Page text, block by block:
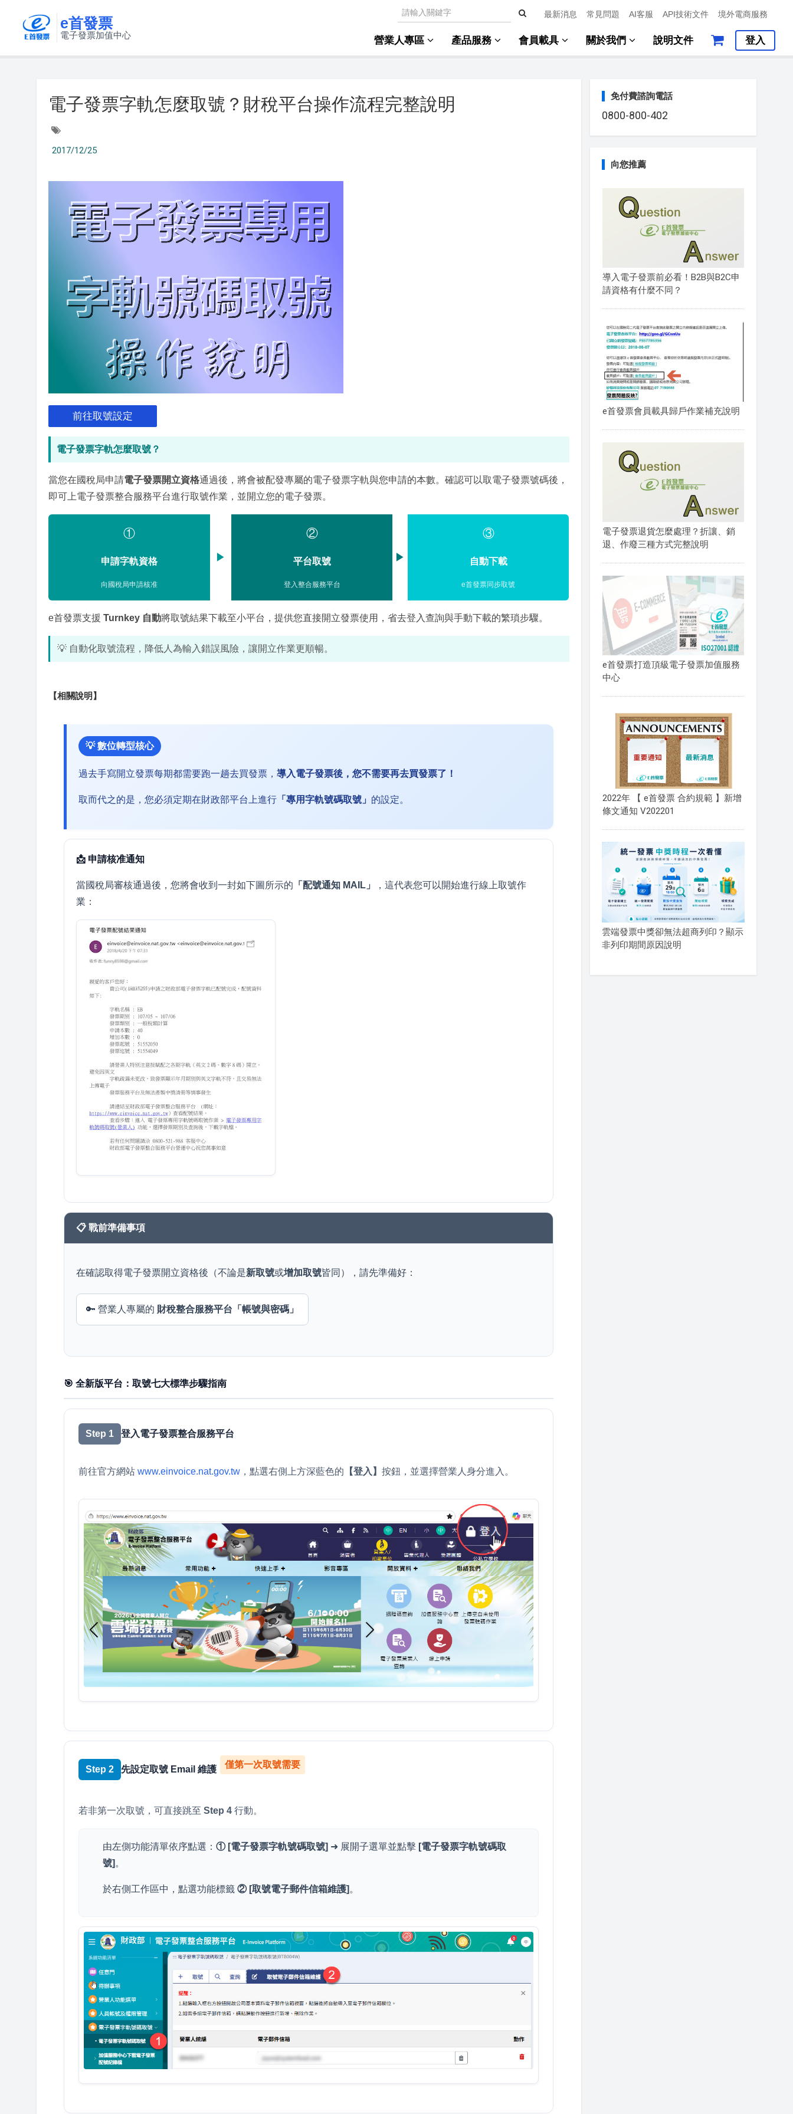
e首發票
電子發票加值中心
最新消息 常見問題 AI客服 API技術文件 境外電商服務
營業人專區 產品服務 會員載具 關於我們 說明文件 登入
電子發票字軌怎麼取號？財稅平台操作流程完整說明
2017/12/25
前往取號設定
電子發票字軌怎麼取號？
當您在國稅局申請電子發票開立資格通過後，將會被配發專屬的電子發票字軌與您申請的本數。確認可以取電子發票號碼後，
即可上電子發票整合服務平台進行取號作業，並開立您的電子發票。
①
申請字軌資格
向國稅局申請核准
▶
②
平台取號
登入整合服務平台
▶
③
自動下載
e首發票同步取號
e首發票支援 Turnkey 自動將取號結果下載至小平台，提供您直接開立發票使用，省去登入查詢與手動下載的繁瑣步驟。
💡 自動化取號流程，降低人為輸入錯誤風險，讓開立作業更順暢。
【相關說明】
💡 數位轉型核心
過去手寫開立發票每期都需要跑一趟去買發票，導入電子發票後，您不需要再去買發票了！
取而代之的是，您必須定期在財政部平台上進行 「專用字軌號碼取號」 的設定。
📩 申請核准通知
當國稅局審核通過後，您將會收到一封如下圖所示的 「配號通知 MAIL」
，這代表您可以開始進行線上取號作
業：
📋 戰前準備事項
在確認取得電子發票開立資格後（不論是新取號或增加取號皆同），請先準備好：
🔑 營業人專屬的 財稅整合服務平台「帳號與密碼」
🎯 全新版平台：取號七大標準步驟指南
Step 1 登入電子發票整合服務平台
前往官方網站www.einvoice.nat.gov.tw ，點選右側上方深藍色的 【登入】按鈕，並選擇營業人身分進入。
Step 2 先設定取號 Email 維護 僅第一次取號需要
若非第一次取號，可直接跳至Step 4 行動。
由左側功能清單依序點選：① [電子發票字軌號碼取號] ➜ 展開子選單並點擊 [電子發票字軌號碼取
號] 。
於右側工作區中，點選功能標籤② [取號電子郵件信箱維護] 。
免付費諮詢電話
0800-800-402
向您推薦
導入電子發票前必看！B2B與B2C申
請資格有什麼不同？
e首發票會員載具歸戶作業補充說明
電子發票退貨怎麼處理？折讓、銷
退、作廢三種方式完整說明
e首發票打造頂級電子發票加值服務
中心
2022年 【 e首發票 合約規範 】新增
條文通知 V202201
雲端發票中獎卻無法超商列印？顯示
非列印期間原因說明